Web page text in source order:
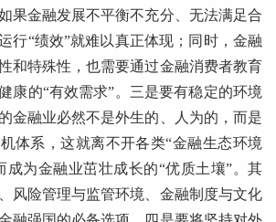
果金融发展不平衡不充分、无法满足合
行“绩效”就难以真正体现；同时，金融
和特殊性，也需要通过金融消费者教育
康的“有效需求”。三是要有稳定的环境
金融业必然不是外生的、人为的，而是
体系，这就离不开各类“金融生态环境
成为金融业茁壮成长的“优质土壤”。其
风险管理与监管环境、金融制度与文化